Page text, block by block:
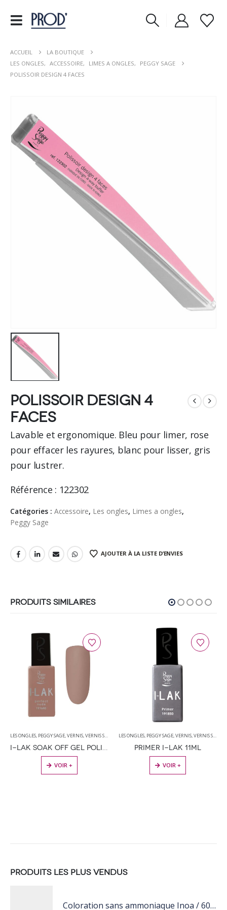
ACCUEIL
LA BOUTIQUE
LES ONGLES, ACCESSOIRE, LIMES A ONGLES,
PEGGY SAGE
POLISSOIR DESIGN 4 FACES
Polissoir design 4
faces
Lavable et ergonomique. Bleu pour limer, rose
pour effacer les rayures, blanc pour lisser, gris
pour lustrer.
Référence : 122302
Catégories : Accessoire, Les ongles, Limes a ongles,
Peggy Sage
AJOUTER À LA LISTE D’ENVIES
PRODUITS SIMILAIRES
LES ONGLES, PEGGY SAGE,VERNIS,VERNIS SEMI PERMANENT
I-LAK SOAK OFF GEL POLISH PERFECT NUDE – 11ML
VOIR +
LES ONGLES, PEGGY SAGE,VERNIS,VERNIS SEMI PERMANENT
PRIMER I-LAK 11ML
VOIR +
PRODUITS LES PLUS VENDUS
Coloration sans ammoniaque Inoa / 60ML